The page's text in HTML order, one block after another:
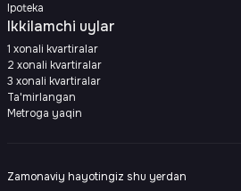
Ipoteka
Ikkilamchi uylar
1 xonali kvartiralar
2 xonali kvartiralar
3 xonali kvartiralar
Ta'mirlangan
Metroga yaqin
Zamonaviy hayotingiz shu yerdan